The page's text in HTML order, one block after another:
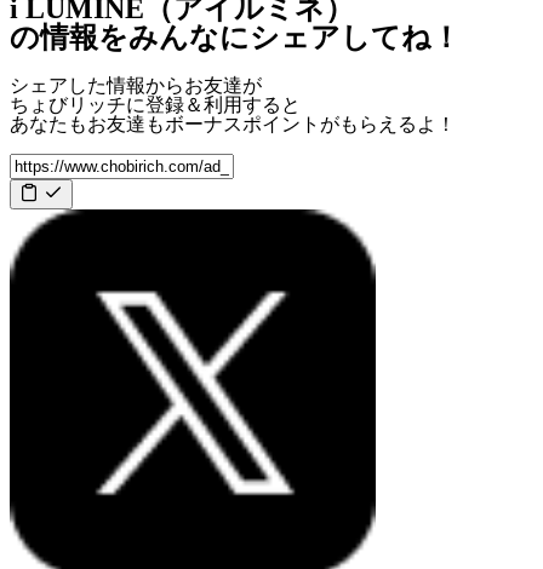
i LUMINE（アイルミネ）
の情報をみんなにシェアしてね！
シェアした情報からお友達が
ちょびリッチに登録＆利用すると
あなたもお友達もボーナスポイント がもらえるよ！